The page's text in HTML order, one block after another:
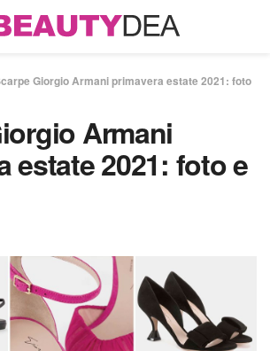
Giorgio Armani primavera estate 2021: foto
Armani
estate 2021: foto e